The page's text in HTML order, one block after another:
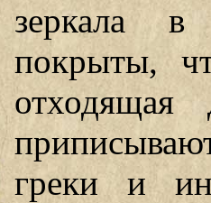
зеркала
покрыты,
греки и